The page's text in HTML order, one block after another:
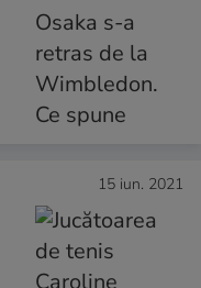
15 iun. 2021